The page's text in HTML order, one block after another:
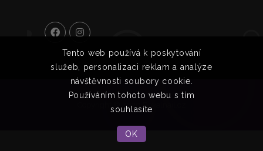
Copyright © 2020 Royalnail.cz
Tento web používá k poskytování
služeb, personalizaci reklam a analýze
návštěvnosti soubory cookie.
Používáním tohoto webu s tím
souhlasíte
OK